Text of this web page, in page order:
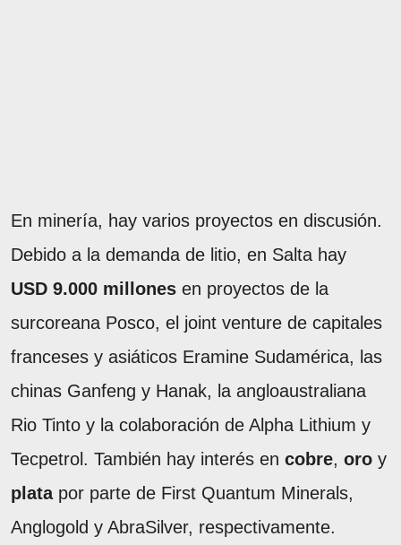
En minería, hay varios proyectos en discusión.
Debido a la demanda de litio, en Salta hay
USD 9.000 millones en proyectos de la
surcoreana Posco, el joint venture de capitales
franceses y asiáticos Eramine Sudamérica, las
chinas Ganfeng y Hanak, la angloaustraliana
Rio Tinto y la colaboración de Alpha Lithium y
Tecpetrol. También hay interés en cobre, oro y
plata por parte de First Quantum Minerals,
Anglogold y AbraSilver, respectivamente.